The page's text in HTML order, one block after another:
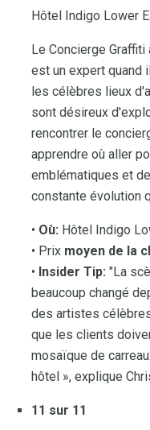
Hôtel Indigo Lower
Le Concierge
est un expert quand
les célèbres lieux
sont désireux
rencontrer le
apprendre où aller
emblématiques et
constante évolution
• Où: Hôtel Indigo
• Prix moyen de la
• Insider Tip: "La
beaucoup changé
des artistes
que les clients
mosaïque de
hôtel », explique
11 sur 11